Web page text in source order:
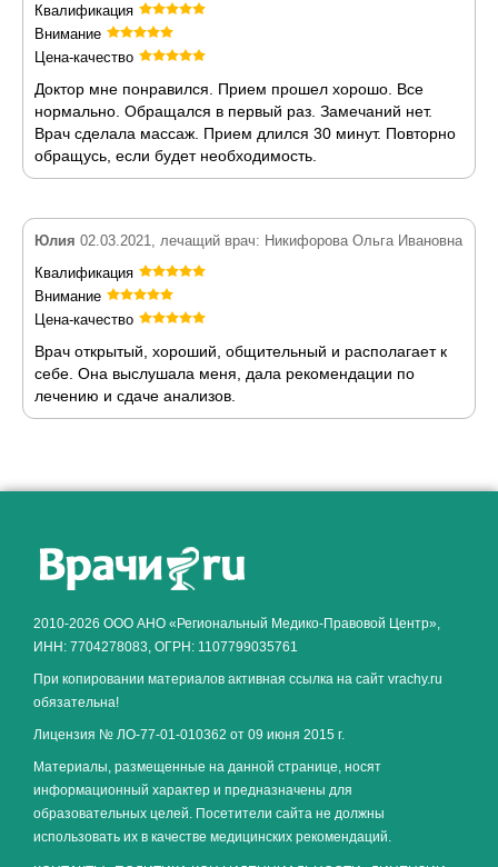
Квалификация
Внимание
Цена-качество
Доктор мне понравился. Прием прошел хорошо. Все
нормально. Обращался в первый раз. Замечаний нет.
Врач сделала массаж. Прием длился 30 минут. Повторно
обращусь, если будет необходимость.
Юлия 02.03.2021, лечащий врач: Никифорова Ольга Ивановна
Квалификация
Внимание
Цена-качество
Врач открытый, хороший, общительный и располагает к
себе. Она выслушала меня, дала рекомендации по
лечению и сдаче анализов.
2010-2026 ООО АНО «Региональный Медико-Правовой Центр»,
ИНН: 7704278083, ОГРН: 1107799035761
При копировании материалов активная ссылка на сайт vrachy.ru
обязательна!
Лицензия № ЛО-77-01-010362 от 09 июня 2015 г.
Материалы, размещенные на данной странице, носят
информационный характер и предназначены для
образовательных целей. Посетители сайта не должны
использовать их в качестве медицинских рекомендаций.